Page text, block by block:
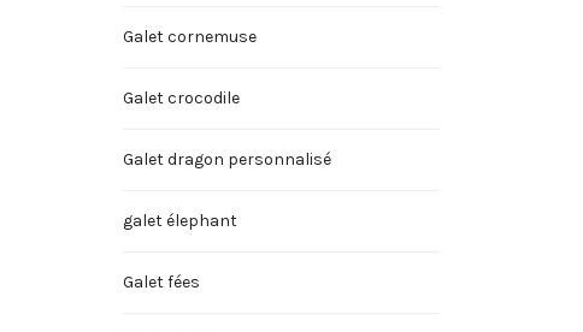
Galet cornemuse
Galet crocodile
Galet dragon personnalisé
galet élephant
Galet fées